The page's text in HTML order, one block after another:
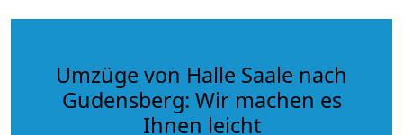
Umzüge von Halle Saale nach
Gudensberg: Wir machen es
Ihnen leicht